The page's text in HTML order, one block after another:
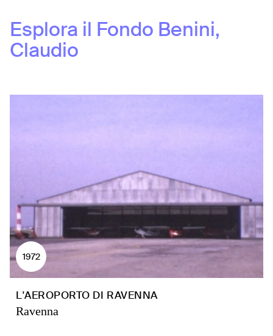
Esplora il Fondo Benini,
Claudio
1972
L'AEROPORTO DI RAVENNA
Ravenna